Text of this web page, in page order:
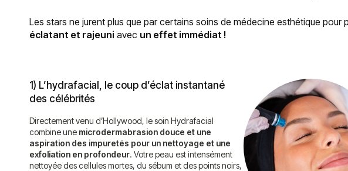
Les stars ne jurent plus que par certains soins de médecine esthétique pour
éclatant et rajeuni avec un effet immédiat !
1) L’hydrafacial, le coup d’éclat instantané
des célébrités
Directement venu d’Hollywood, le soin Hydrafacial
combine une microdermabrasion douce et une
aspiration des impuretés pour un nettoyage et une
exfoliation en profondeur. Votre peau est intensément
nettoyée des cellules mortes, du sébum et des points noirs,